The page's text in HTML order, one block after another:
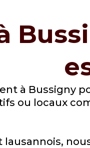
à Bussigny
ou locaux